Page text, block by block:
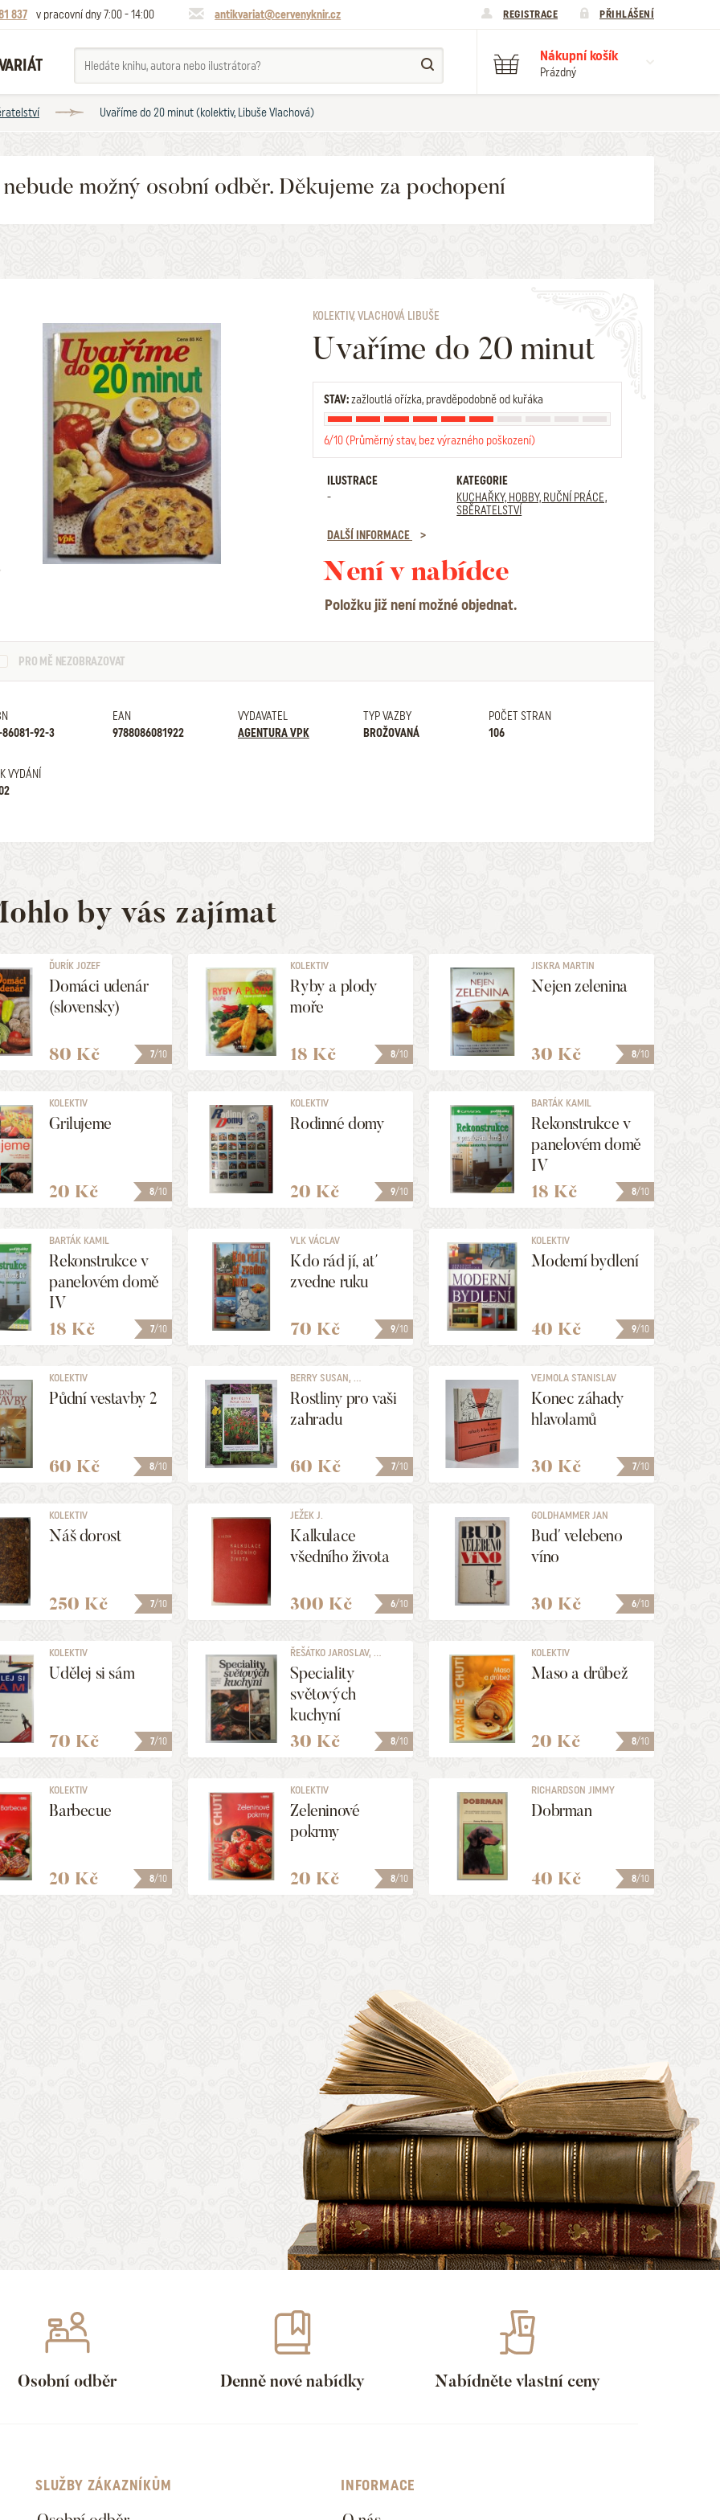
837 v pracovní dny 7:00 - 14:00 antikvariat@cervenyknir.cz REGISTRACE PŘIHLÁŠENÍ
Nákupní košík
Prázdný
Uvaříme do 20 minut (kolektiv, Libuše Vlachová)
možný osobní odběr. Děkujeme za pochopení
KOLEKTIV, VLACHOVÁ LIBUŠE
Uvaříme do 20 minut
STAV:zažloutlá ořízka, pravděpodobně od kuřáka
6/10 (Průměrný stav, bez výrazného poškození)
ILUSTRACE
-
KATEGORIE
KUCHAŘKY, HOBBY, RUČNÍ PRÁCE,
SBĚRATELSTVÍ
DALŠÍ INFORMACE
Není v nabídce
Položku již není možné objednat.
PRO MĚ NEZOBRAZOVAT
92-3
EAN
9788086081922
VYDAVATEL
AGENTURA VPK
TYP VAZBY
BROŽOVANÁ
POČET STRAN
106
VYDÁNÍ
by vás zajímat
7/10
ĎURÍK JOZEF
Domáci udenár
(slovensky)
80 Kč 8/10
KOLEKTIV
Ryby a plody
moře
18 Kč 8/10
JISKRA MARTIN
Nejen zelenina
30 Kč
8/10
KOLEKTIV
Grilujeme
20 Kč 9/10
KOLEKTIV
Rodinné domy
20 Kč 8/10
BARTÁK KAMIL
Rekonstrukce v
panelovém domě
IV
18 Kč
7/10
BARTÁK KAMIL
Rekonstrukce v
panelovém domě
IV
18 Kč 9/10
VLK VÁCLAV
Kdo rád jí, ať
zvedne ruku
70 Kč 9/10
KOLEKTIV
Moderní bydlení
40 Kč
8/10
KOLEKTIV
Půdní vestavby 2
60 Kč 7/10
BERRY SUSAN, ...
Rostliny pro vaši
zahradu
60 Kč 7/10
VEJMOLA STANISLAV
Konec záhady
hlavolamů
30 Kč
7/10
KOLEKTIV
Náš dorost
250 Kč 6/10
JEŽEK J.
Kalkulace
všedního života
300 Kč 6/10
GOLDHAMMER JAN
Buď velebeno
víno
30 Kč
7/10
KOLEKTIV
Udělej si sám
70 Kč 8/10
ŘEŠÁTKO JAROSLAV, ...
Speciality
světových
kuchyní
30 Kč 8/10
KOLEKTIV
Maso a drůbež
20 Kč
8/10
KOLEKTIV
Barbecue
20 Kč 8/10
KOLEKTIV
Zeleninové
pokrmy
20 Kč 8/10
RICHARDSON JIMMY
Dobrman
40 Kč
Osobní odběr Denně nové nabídky Nabídněte vlastní ceny
SLUŽBY ZÁKAZNÍKŮM INFORMACE